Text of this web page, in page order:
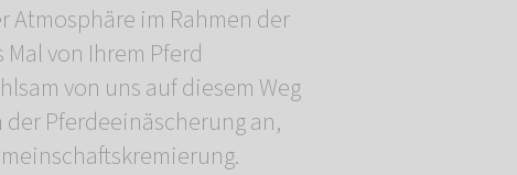
Atmosphäre im Rahmen der
von Ihrem Pferd
von uns auf diesem Weg
Pferdeeinäscherung an,